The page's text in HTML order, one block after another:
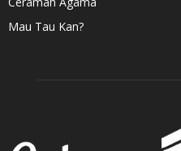
Mau Tau Kan?